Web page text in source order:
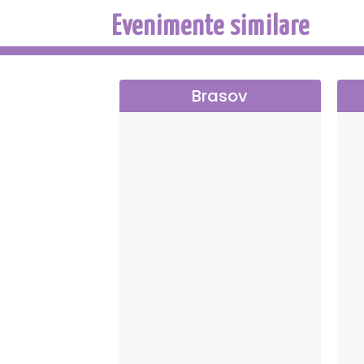
Ludovic Halévy, după
povești, mergând împotriva tuturor
Evenimente similare
Brasov